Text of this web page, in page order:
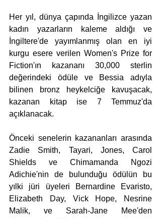
Her yıl, dünya çapında İngilizce yazan
kadın yazarların kaleme aldığı ve
İngiltere'de yayımlanmış olan en iyi
kurgu esere verilen Women's Prize for
Fiction'ın kazananı 30,000 sterlin
değerindeki ödüle ve Bessia adıyla
bilinen bronz heykelciğe kavuşacak,
kazanan kitap ise 7 Temmuz'da
açıklanacak.
Önceki senelerin kazananları arasında
Zadie Smith, Tayari, Jones, Carol
Shields ve Chimamanda Ngozi
Adichie'nin de bulunduğu ödülün bu
yılki jüri üyeleri Bernardine Evaristo,
Elizabeth Day, Vick Hope, Nesrine
Malik, ve Sarah-Jane Mee'den